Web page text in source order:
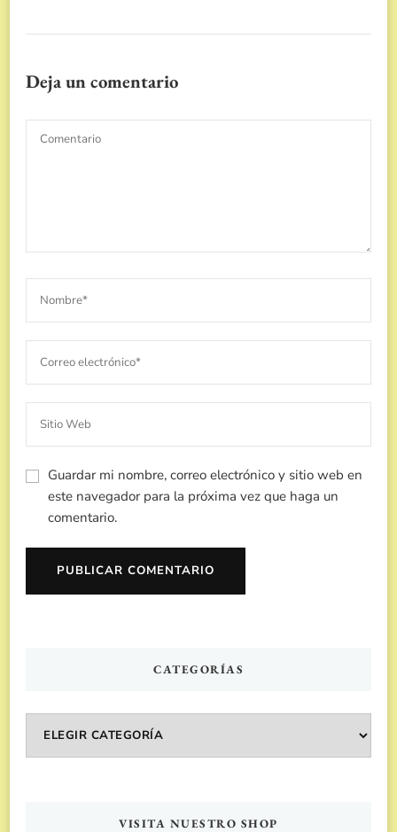
Deja un comentario
Guardar mi nombre, correo electrónico y sitio web en
este navegador para la próxima vez que haga un
comentario.
CATEGORÍAS
Categorías
VISITA NUESTRO SHOP